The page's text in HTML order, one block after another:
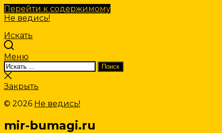
Перейти к содержимому
Не ведись!
Искать
Меню
Искать:
Поиск
Закрыть
поиск
Закрыть
© 2026 Не ведись!
mir-bumagi.ru